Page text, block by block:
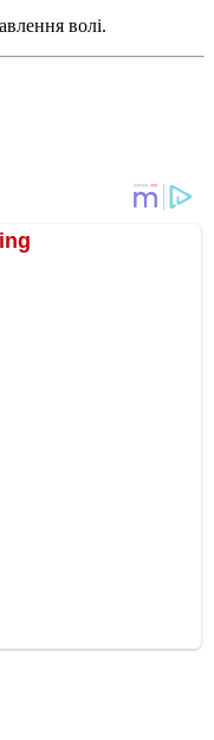
волі.